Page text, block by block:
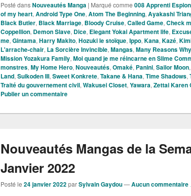
Posté dansNouveautés Manga | Marqué comme 008 Apprenti Espion
of my heart,Android Type One,Atom The Beginning,Ayakashi
Black Butler, Black Marriage, Bloody Cruise,Called Game,Check
Coppellion, Demon Slave, Dice, Elegant Yokai Apartment life,
me,Gintama,Harry Makito,Hozuki le stoïque,Ippo,Kana,Kazé,
L'arrache-chair, La Sorcière Invincible,Mangas,Many Reasons Why
Mission Yozakura Family,Moi quand je me réincarne en Slime
monstres,My Home Hero,Nouveautés,Omaké, Panini,Sailor Moon,
Land,Suikoden III,Sweet Konkrete,Takane & Hana,Time Shadows,
Traité du gouvernement civil,Wakusei Closet,Yawara,Zettai Karen
Publier un commentaire
Nouveautés Mangas de la
Janvier 2022
Posté le 24 janvier 2022parSylvain Gaydou—Aucun commentaire